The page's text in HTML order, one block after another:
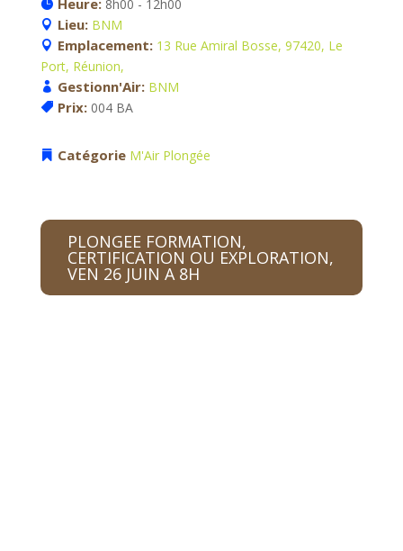
Heure: 8h00 - 12h00
Lieu: BNM
Emplacement: 13 Rue Amiral Bosse, 97420, Le
Port, Réunion,
Gestionn'Air: BNM
Prix: 004 BA
Catégorie M'Air Plongée
PLONGEE FORMATION,
CERTIFICATION OU EXPLORATION,
VEN 26 JUIN A 8H